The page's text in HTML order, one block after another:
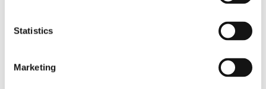
Statistics
Marketing
Ribolov na Korani